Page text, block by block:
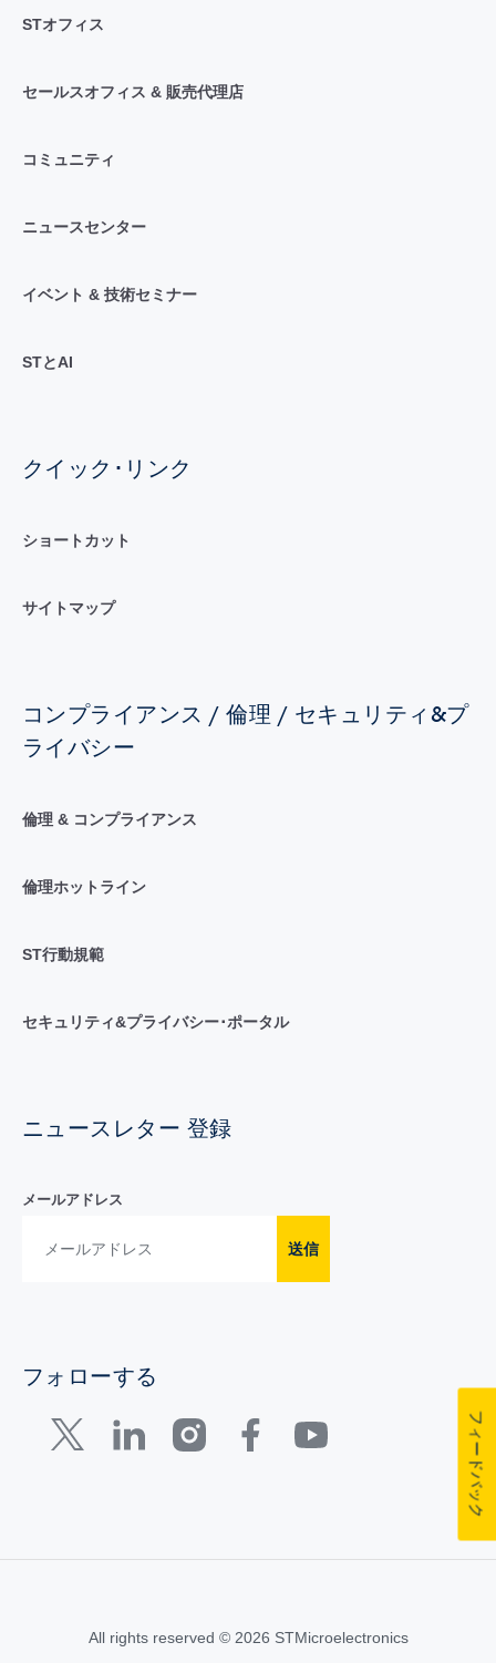
STオフィス
セールスオフィス & 販売代理店
コミュニティ
ニュースセンター
イベント & 技術セミナー
STとAI
クイック･リンク
ショートカット
サイトマップ
コンプライアンス / 倫理 / セキュリティ&プ
ライバシー
倫理 & コンプライアンス
倫理ホットライン
ST行動規範
セキュリティ&プライバシー･ポータル
ニュースレター 登録
メールアドレス
送信
フォローする
All rights reserved © 2026 STMicroelectronics
フィードバック